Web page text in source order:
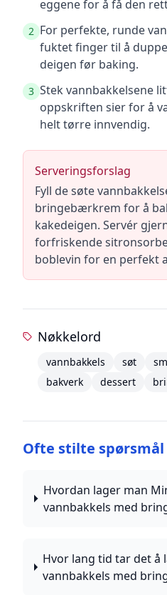
eggene for å få den
2 For perfekte, runde
fuktet finger til å
deigen før baking.
3 Stek vannbakkelsene
oppskriften sier for å
helt tørre innvendig.
Serveringsforslag
Fyll de søte
bringebærkrem for å
kakedeigen. Servér
forfriskende
boblevin for en perfekt
Nøkkelord
vannbakkels søt
bakverk
dessert
Ofte stilte spørsmål
Hvordan lager man
vannbakkels med
Hvor lang tid tar det å
vannbakkels med